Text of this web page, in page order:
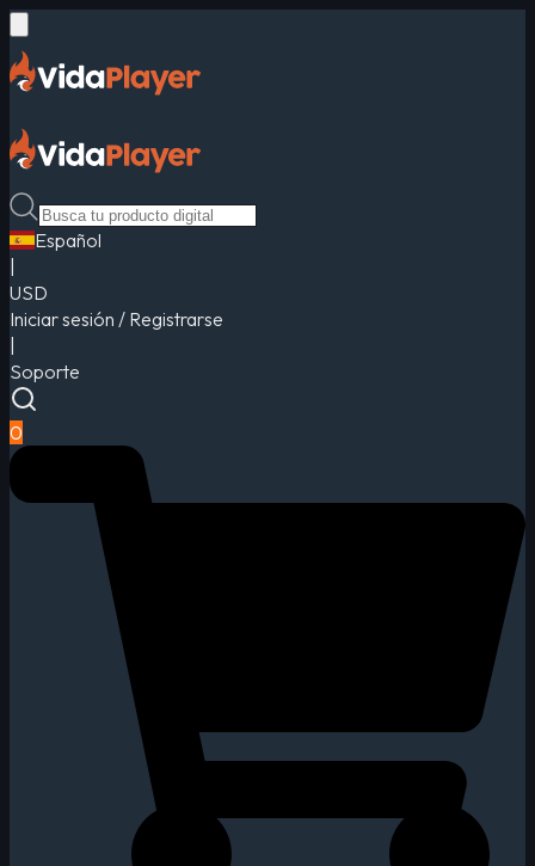
Español
USD
Iniciar sesión / Registrarse
Soporte
0